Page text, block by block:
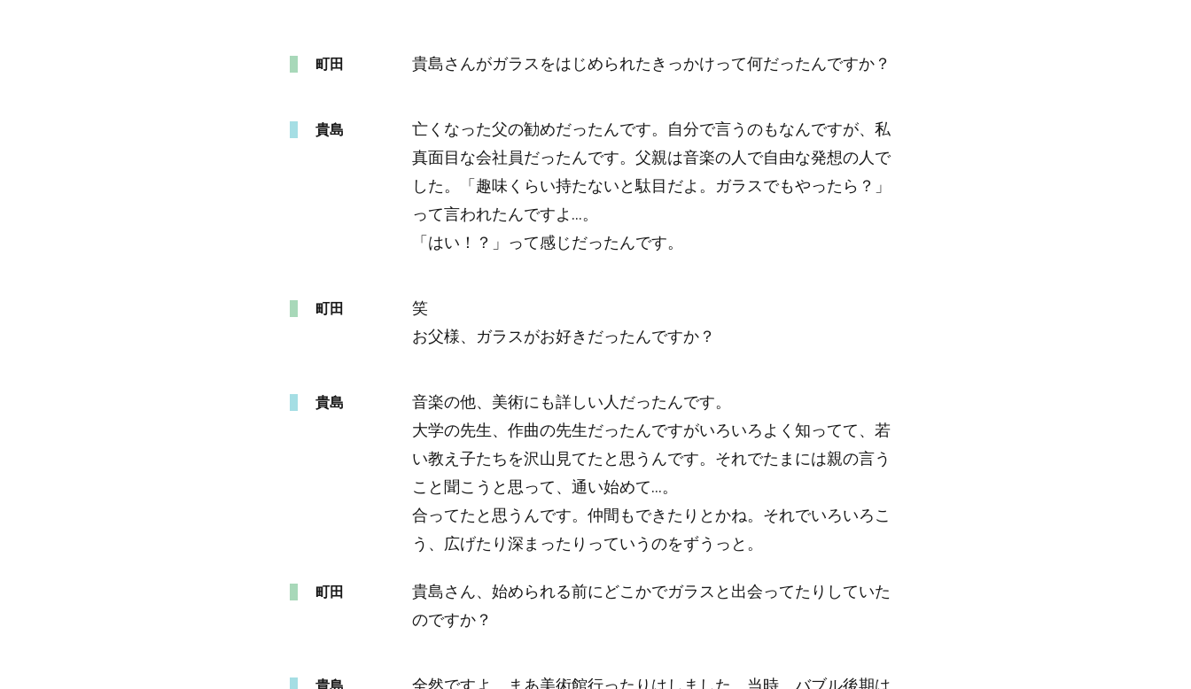
町田 貴島さんがガラスをはじめられたきっかけって何だったんですか？
貴島
亡くなった父の勧めだったんです。自分で言うのもなんですが、私
真面目な会社員だったんです。父親は音楽の人で自由な発想の人で
した。「趣味くらい持たないと駄目だよ。ガラスでもやったら？」
って言われたんですよ…。
「はい！？」って感じだったんです。
町田
笑
お父様、ガラスがお好きだったんですか？
貴島
音楽の他、美術にも詳しい人だったんです。
大学の先生、作曲の先生だったんですがいろいろよく知ってて、若
い教え子たちを沢山見てたと思うんです。それでたまには親の言う
こと聞こうと思って、通い始めて…。
合ってたと思うんです。仲間もできたりとかね。それでいろいろこ
う、広げたり深まったりっていうのをずうっと。
町田
貴島さん、始められる前にどこかでガラスと出会ってたりしていた
のですか？
全然ですよ。まあ美術館行ったりはしました。当時、バブル後期は